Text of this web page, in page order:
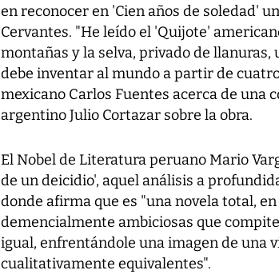
en reconocer en 'Cien años de soledad'
Cervantes. "He leído el 'Quijote'
montañas y la selva, privado de
debe inventar al mundo a partir de
mexicano Carlos Fuentes acerca de una
argentino Julio Cortazar sobre la obra.
El Nobel de Literatura peruano Mario
de un deicidio', aquel análisis a
donde afirma que es "una novela total,
demencialmente ambiciosas que
igual, enfrentándole una imagen de una
cualitativamente equivalentes".